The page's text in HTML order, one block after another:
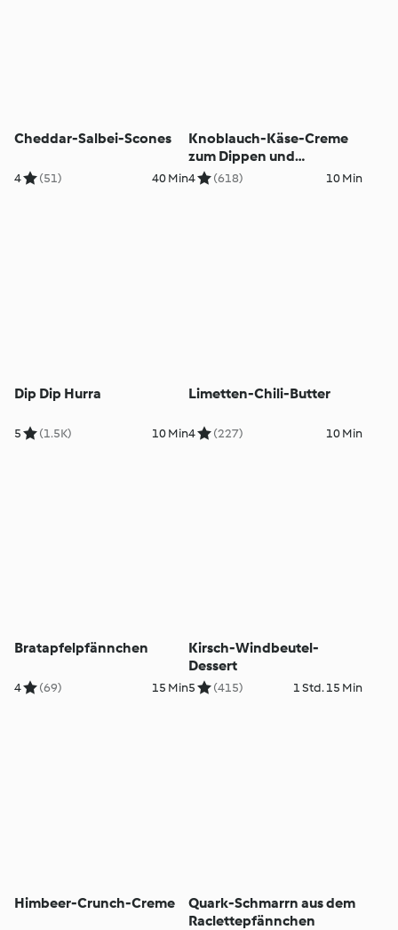
Cheddar-Salbei-Scones
4 (51) 40 Min
Knoblauch-Käse-Creme
zum Dippen und
Überbacken
4 (618) 10 Min
Dip Dip Hurra
5 (1.5K) 10 Min
Limetten-Chili-Butter
4 (227) 10 Min
Bratapfelpfännchen
4 (69) 15 Min
Kirsch-Windbeutel-
Dessert
5 (415) 1 Std. 15 Min
Himbeer-Crunch-Creme
Quark-Schmarrn aus dem
Raclettepfännchen